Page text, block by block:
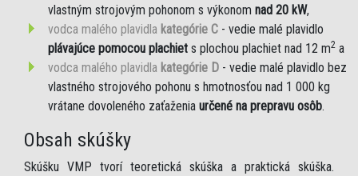
vlastným strojovým pohonom s výkonom nad 20 kW,
vodca malého plavidla kategórie C - vedie malé plavidlo
plávajúce pomocou plachiet s plochou plachiet nad 12 m2 a
vodca malého plavidla kategórie D - vedie malé plavidlo bez
vlastného strojového pohonu s hmotnosťou nad 1 000 kg
vrátane dovoleného zaťaženia určené na prepravu osôb.
Obsah skúšky
Skúšku VMP tvorí teoretická skúška a praktická skúška.